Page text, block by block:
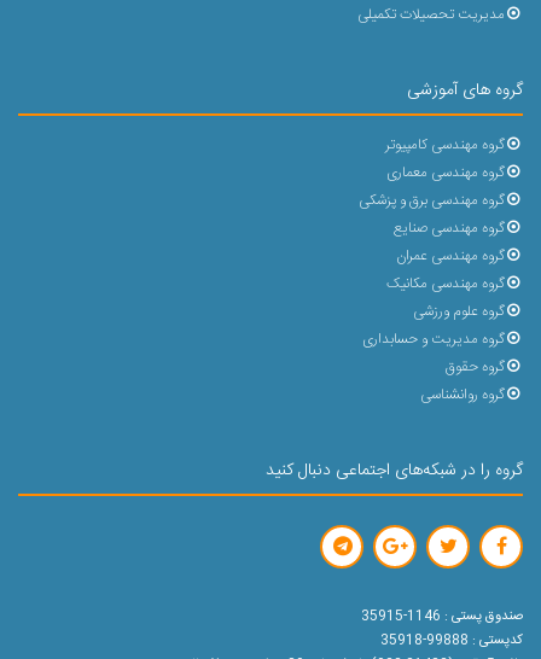
مدیریت تحصیلات تکمیلی
گروه های آموزشی
گروه مهندسی کامپیوتر
گروه مهندسی معماری
گروه مهندسی برق و پزشکی
گروه مهندسی صنایع
گروه مهندسی عمران
گروه مهندسی مکانیک
گروه علوم ورزشی
گروه مدیریت و حسابداری
گروه حقوق
گروه روانشناسی
گروه را در شبکه‌های اجتماعی دنبال کنید
صندوق پستی : 1146-35915
کدپستی : 99888-35918